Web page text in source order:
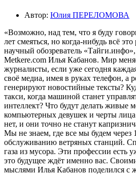
Автор: Юлия ПЕРЕЛОМОВА
«Возможно, над тем, что я буду
лет смеяться, но когда-нибудь всё
научный обозреватель «Тайги.инфо»,
Metkere.com Илья Кабанов. Мир
журналисты, если уже сегодня
своё медиа, имея в руках телефон, а
генерируют новостийные тексты?
такси, когда машиной станет
интеллект? Что будут делать живые
компьютерных девушек и черты
нет, и они точно не станут
Мы не знаем, где все мы будем через
обслуживанию ветряных станций.
газа из мусора. Эти профессии есть
это будущее ждёт именно вас.
мыслями Илья Кабанов поделился с